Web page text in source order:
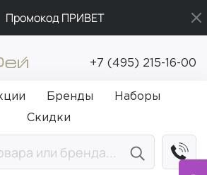
Промокод ПРИВЕТ
в каждый заказ от 5 000₽
доставка от 5 000₽
+7 (495) 215-16-00
Бренды
Наборы
Скидки